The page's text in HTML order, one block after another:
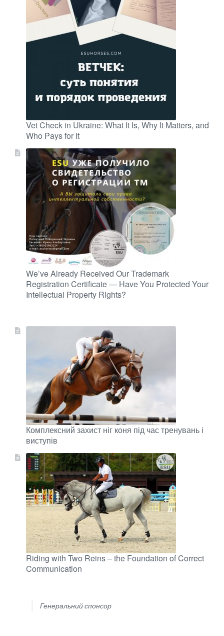
Vet Check in Ukraine: What It Is, Why It Matters, and
Who Pays for It
We’ve Already Received Our Trademark
Registration Certificate — Have You Protected Your
Intellectual Property Rights?
Комплексний захист ніг коня під час тренувань і
виступів
Riding with Two Reins – the Foundation of Correct
Communication
Генеральний спонсор